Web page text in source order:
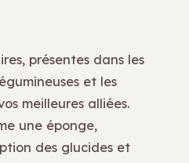
présentes dans les
et les
meilleures alliées.
une éponge,
des glucides et